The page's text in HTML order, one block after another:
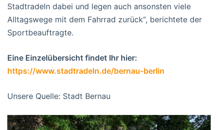
Stadtradeln dabei und legen auch ansonsten viele
Alltagswege mit dem Fahrrad zurück“, berichtete der
Sportbeauftragte.
Eine Einzelübersicht findet Ihr hier:
https://www.stadtradeln.de/bernau-berlin
Unsere Quelle: Stadt Bernau